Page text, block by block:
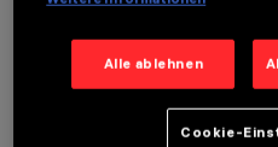
Alle ablehnen
Cookie-